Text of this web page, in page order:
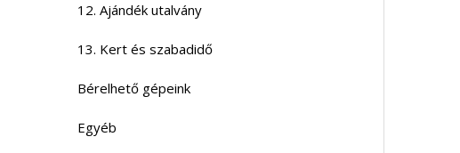
12. Ajándék utalvány
13. Kert és szabadidő
Bérelhető gépeink
Egyéb